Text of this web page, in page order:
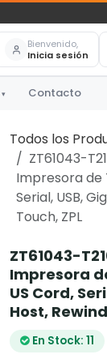
Bienvenido,
Inicia sesión
▾ Contacto
Todos los
ZT61043-
Impresora de
Serial, USB,
Touch, ZPL
ZT61043-
Impresora
US Cord,
Host,
En Stock: 11